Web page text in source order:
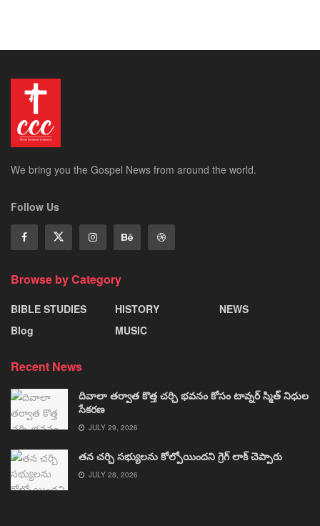
We bring you the Gospel News from around the world.
Follow Us
Browse by Category
BIBLE STUDIES
Blog
HISTORY
MUSIC
NEWS
Recent News
దివాలా తర్వాత కొత్త చర్చి భవనం కోసం టావ్నర్ స్మిత్ నిధుల
సేకరణ
JULY 29, 2026
తన చర్చి సభ్యులను కోల్పోయిందని గ్రెగ్ లాక్ చెప్పారు
JULY 28, 2026